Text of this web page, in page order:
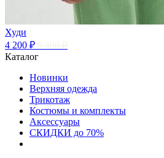
Худи
4 200 ₽
Каталог
Новинки
Верхняя одежда
Трикотаж
Костюмы и комплекты
Аксессуары
СКИДКИ до 70%